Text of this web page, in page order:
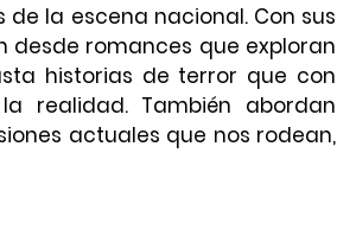
la escena nacional. Con sus
desde romances que exploran
historias de terror que con
realidad. También abordan
actuales que nos rodean,